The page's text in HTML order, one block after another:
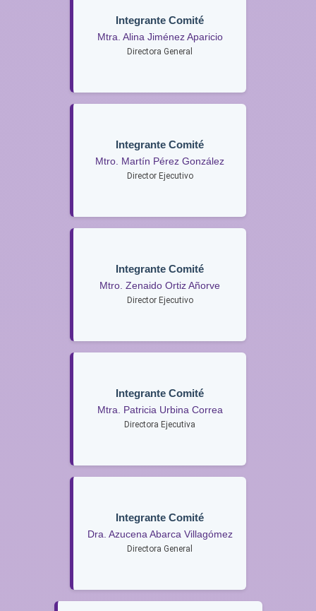
Integrante Comité
Mtra. Alina Jiménez Aparicio
Directora General
Integrante Comité
Mtro. Martín Pérez González
Director Ejecutivo
Integrante Comité
Mtro. Zenaido Ortiz Añorve
Director Ejecutivo
Integrante Comité
Mtra. Patricia Urbina Correa
Directora Ejecutiva
Integrante Comité
Dra. Azucena Abarca Villagómez
Directora General